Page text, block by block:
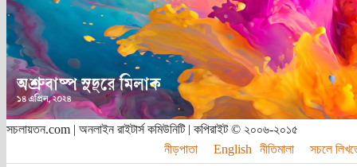
সচলায়তন.com | অনলাইন রাইটার্স কমিউনিটি | কপিরাইট © ২০০৬-২০১৫
নীড়পাতা
English নীতিমালা সচলে